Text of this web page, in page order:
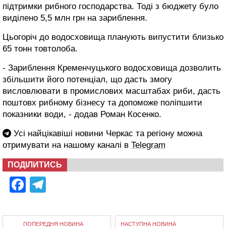
підтримки рибного господарства. Тоді з бюджету було
виділено 5,5 млн грн на зариблення.
Цьогоріч до водосховища планують випустити близько
65 тонн товтолоба.
- Зариблення Кременчуцького водосховища дозволить
збільшити його потенціал, що дасть змогу
висловлювати в промислових масштабах риби, дасть
поштовх рибному бізнесу та допоможе поліпшити
показники води, - додав Роман Косенко.
Усі найцікавіші новини Черкас та регіону можна
отримувати на нашому каналі в Telegram
ПОДІЛИТИСЬ
Facebook
ПОПЕРЕДНЯ НОВИНА НАСТУПНА НОВИНА